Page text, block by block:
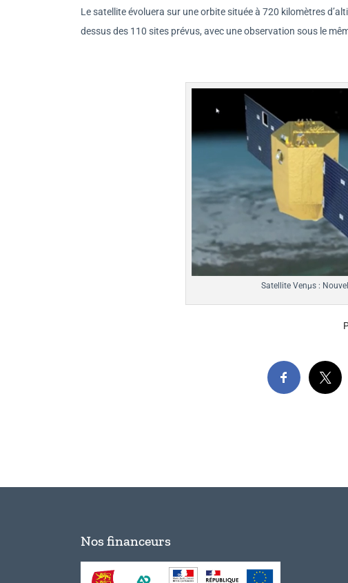
Le satellite évoluera sur une orbite située à 720 kilomètres
dessus des 110 sites prévus, avec une observation sous le
Satellite Venµs :
Nos financeurs